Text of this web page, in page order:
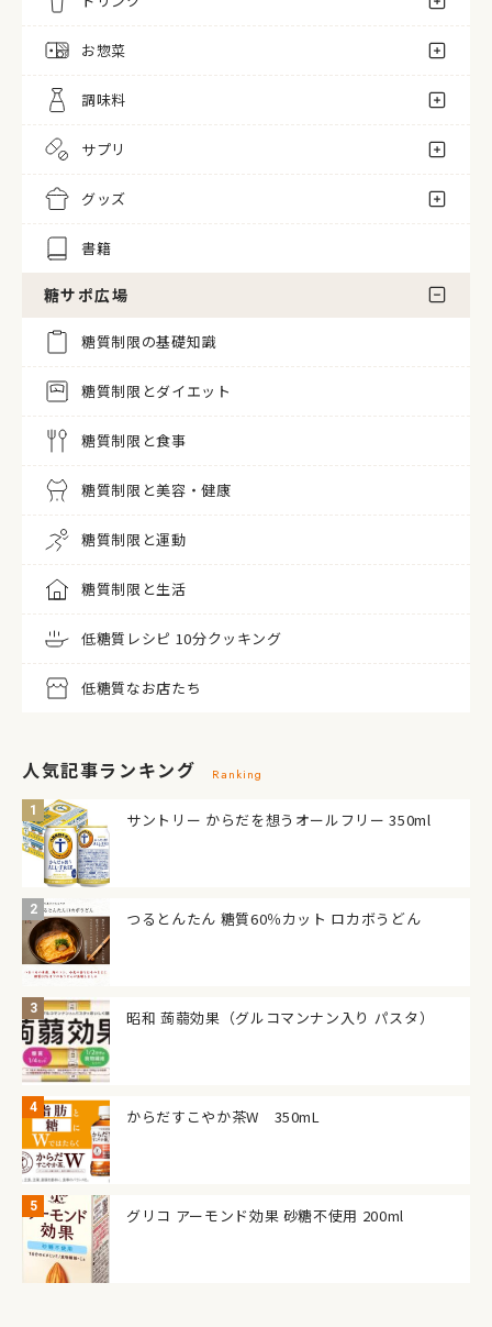
お惣菜
調味料
サプリ
グッズ
書籍
糖サポ広場
糖質制限の基礎知識
糖質制限とダイエット
糖質制限と食事
糖質制限と美容・健康
糖質制限と運動
糖質制限と生活
低糖質レシピ 10分クッキング
低糖質なお店たち
人気記事ランキング Ranking
サントリー からだを想うオールフリー 350ml
つるとんたん 糖質60％カット ロカボうどん
昭和 蒟蒻効果（グルコマンナン入り パスタ）
からだすこやか茶W 350mL
グリコ アーモンド効果 砂糖不使用 200ml